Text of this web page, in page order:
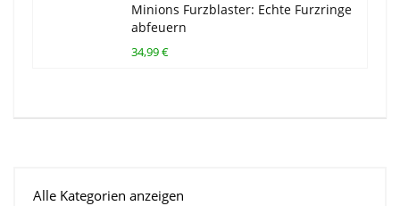
Minions Furzblaster: Echte Furzringe
abfeuern
34,99 €
Alle Kategorien anzeigen